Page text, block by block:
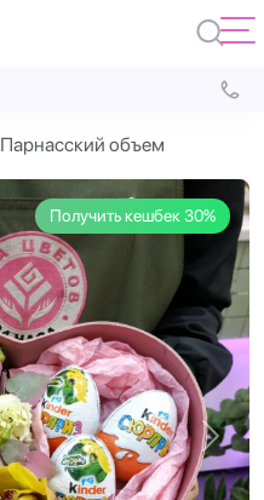
Парнасский объем
Получить кешбек 30%